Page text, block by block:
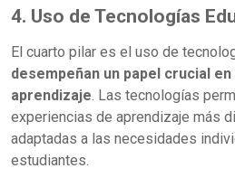
4. Uso de Tecnologías
El cuarto pilar es el uso de
desempeñan un papel crucial
aprendizaje. Las tecnologías
experiencias de aprendizaje más
adaptadas a las necesidades
estudiantes.